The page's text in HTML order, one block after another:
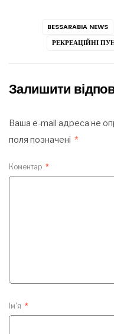
BESSARABIA NEWS
РЕКРЕАЦІЙНІ
Залишити
Ваша e-mail адреса не
поля позначені *
Коментар *
Ім'я *